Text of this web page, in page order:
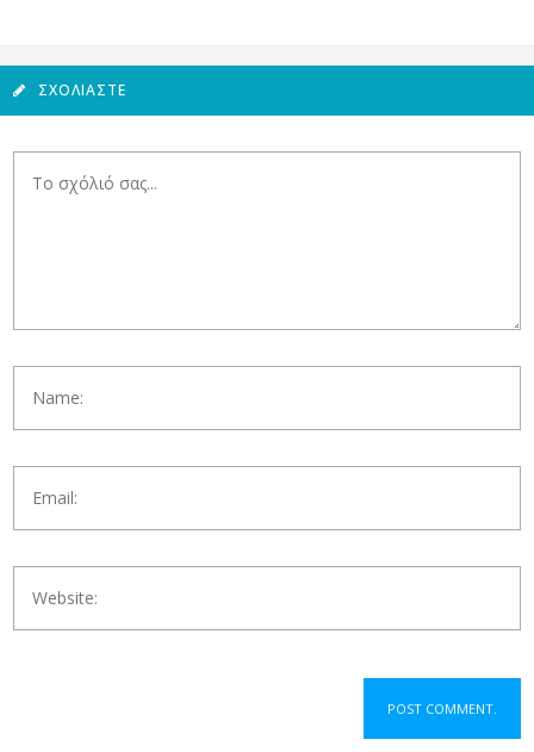
ΣΧΟΛΙΆΣΤΕ